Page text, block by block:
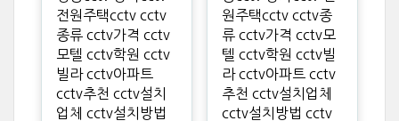
전원주택cctv cctv
종류 cctv가격 cctv
모텔 cctv학원 cctv
빌라 cctv아파트
cctv추천 cctv설치
업체 cctv설치방법
원주택cctv cctv종
류 cctv가격 cctv모
텔 cctv학원 cctv빌
라 cctv아파트 cctv
추천 cctv설치업체
cctv설치방법 cctv